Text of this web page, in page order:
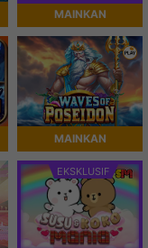
MAINKAN
MAINKAN
EKSKLUSIF